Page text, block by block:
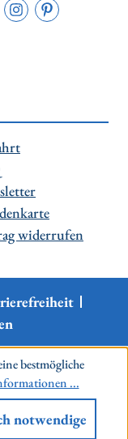
widerrufen
bestmögliche
...
notwendige